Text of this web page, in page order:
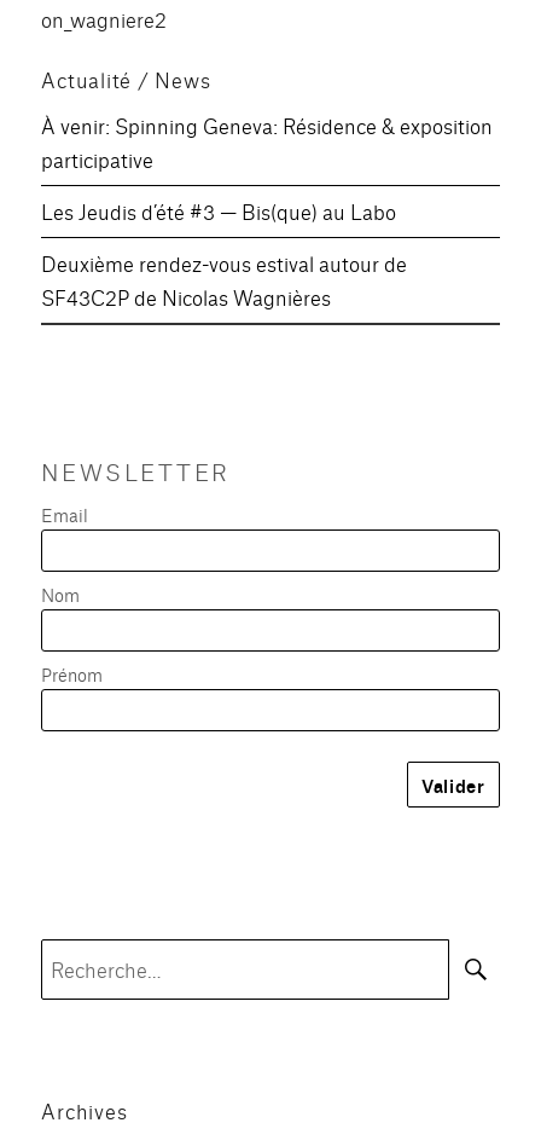
l’article
on_wagniere2
Actualité / News
À venir: Spinning Geneva: Résidence & exposition
participative
Les Jeudis d’été #3 — Bis(que) au Labo
Deuxième rendez-vous estival autour de
SF43C2P de Nicolas Wagnières
NEWSLETTER
Email
Nom
Prénom
Archives